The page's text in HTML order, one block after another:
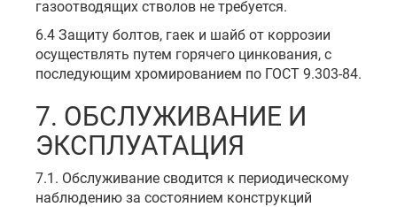
газоотводящих стволов не требуется.
6.4 Защиту болтов, гаек и шайб от коррозии
осуществлять путем горячего цинкования, с
последующим хромированием по ГОСТ 9.303-84.
7. ОБСЛУЖИВАНИЕ И
ЭКСПЛУАТАЦИЯ
7.1. Обслуживание сводится к периодическому
наблюдению за состоянием конструкций